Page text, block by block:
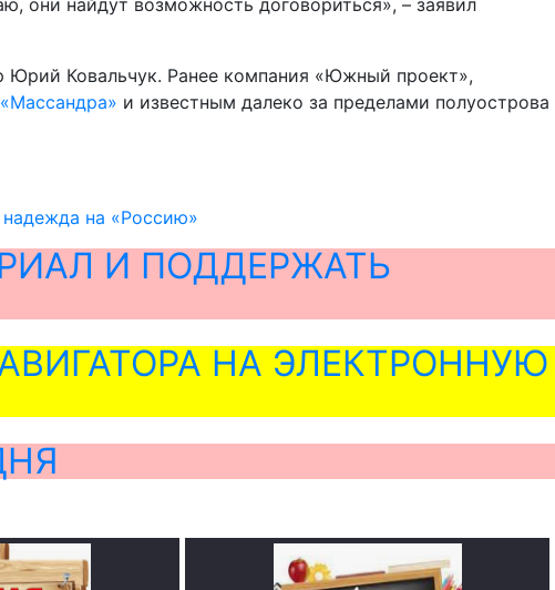
они найдут возможность договориться», – заявил
Юрий Ковальчук. Ранее компания «Южный проект»,
и известным далеко за пределами полуострова
на «Россию»
И ПОДДЕРЖАТЬ
НА ЭЛЕКТРОННУЮ